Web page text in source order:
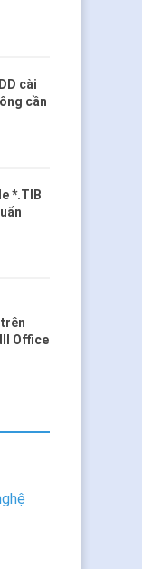
cài
cần
*.TIB
Office